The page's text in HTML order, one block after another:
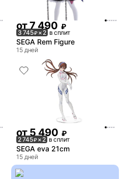
от7 490 ₽
3 745₽× 2 в сплит
SEGA Rem Figure
15 дней
от5 490 ₽
2 745₽× 2 в сплит
SEGA eva 21cm
15 дней